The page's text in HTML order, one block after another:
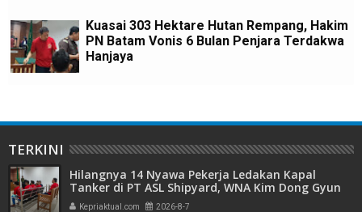
Kuasai 303 Hektare Hutan Rempang, Hakim
PN Batam Vonis 6 Bulan Penjara Terdakwa
Hanjaya
TERKINI
Hilangnya 14 Nyawa Pekerja Ledakan Kapal
Tanker di PT ASL Shipyard, WNA Kim Dong Gyun
Hanya Dituntut 1 Tahun 6 Bulan
Kepriaktual.com 2026-8-7